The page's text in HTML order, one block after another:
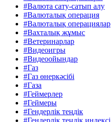
#Валюта сату-сатып алу
#Валюталық операция
#Валюталық операциялар
#Вахталық жұмыс
#Ветеринарлар
#Видеоигры
#Видеоойындар
#Газ
#Газ өнеркәсібі
#Газа
#Геймерлер
#Геймеры
#Гендерлік теңдік
#Гендерлік теңдік индексі